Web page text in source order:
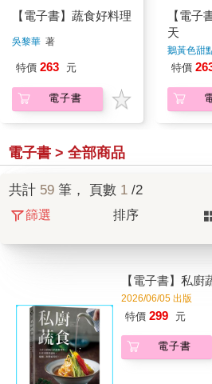
【電子書】蔬食好料理
吳黎華 著
特價 263 元
電子書
【電子
天
鵝黃色甜
特價
電子書 > 全部商品
共計 59 筆， 頁數 1 /2
篩選 排序
【電子書】私廚
2026/06/05 出版
特價 299 元
電子書